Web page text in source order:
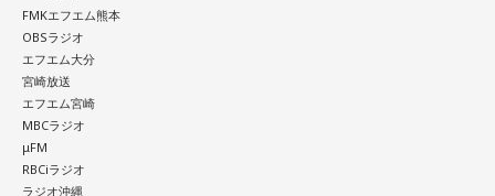
FMKエフエム熊本
OBSラジオ
エフエム大分
宮崎放送
エフエム宮崎
MBCラジオ
μFM
RBCiラジオ
ラジオ沖縄